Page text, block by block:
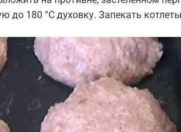
до 180 °С духовку. Запекать